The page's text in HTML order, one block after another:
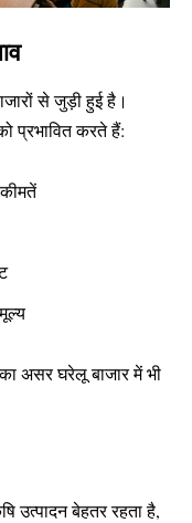
से जुड़ी हुई है।
प्रभावित करते हैं:
असर घरेलू बाजार में भी
उत्पादन बेहतर रहता है,